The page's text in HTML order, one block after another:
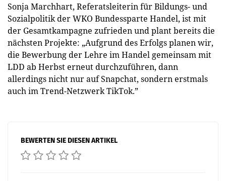
Sonja Marchhart, Referatsleiterin für Bildungs- und
Sozialpolitik der WKO Bundessparte Handel, ist mit
der Gesamtkampagne zufrieden und plant bereits die
nächsten Projekte: „Aufgrund des Erfolgs planen wir,
die Bewerbung der Lehre im Handel gemeinsam mit
LDD ab Herbst erneut durchzuführen, dann
allerdings nicht nur auf Snapchat, sondern erstmals
auch im Trend-Netzwerk TikTok.”
BEWERTEN SIE DIESEN ARTIKEL